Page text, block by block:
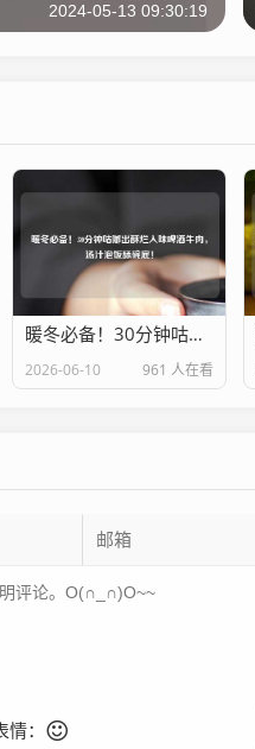
2024-05-13 09:30:19
暖冬必备！30分钟咕嘟出酥烂入味啤酒牛肉，汤汁泡饭舔碗底！
2026-06-10 961 人在看
情：